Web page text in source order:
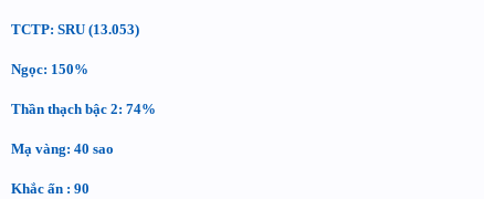
TCTP: SRU (13.053)
Ngọc: 150%
Thần thạch bậc 2: 74%
Mạ vàng: 40 sao
Khắc ấn : 90